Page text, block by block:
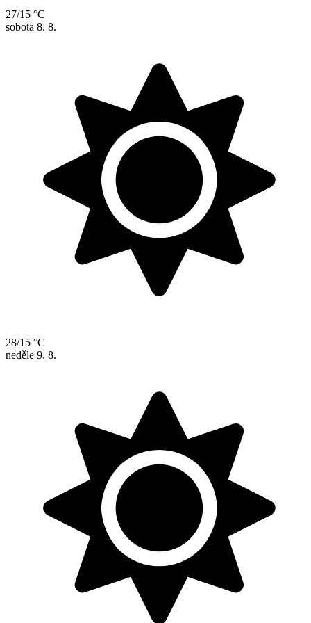
27/15 °C
sobota 8. 8.
28/15 °C
neděle 9. 8.